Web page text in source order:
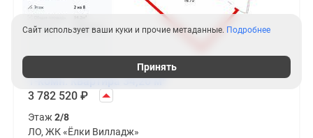
1-комн. квартира 34,20 м2
3 782 520 ₽
Этаж 2/8
ЛО, ЖК «Ёлки Вилладж»
Сайт использует ваши куки и прочие метаданные. Подробнее
Принять